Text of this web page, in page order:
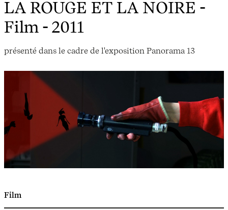
LA ROUGE ET LA NOIRE -
Film - 2011
présenté dans le cadre de l'exposition Panorama 13
Film